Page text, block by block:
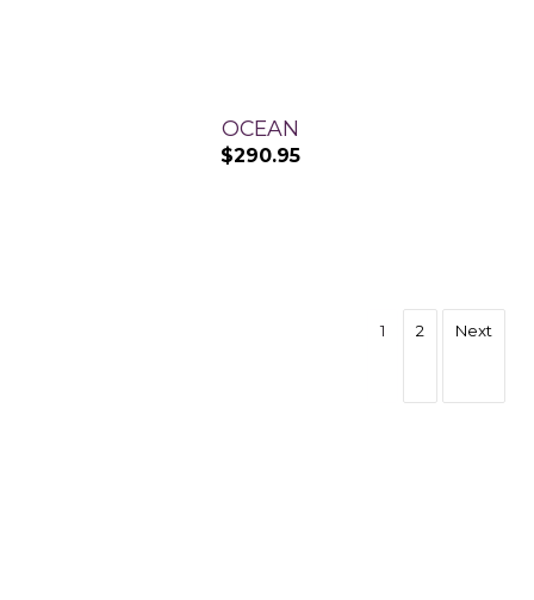
OCEAN
$290.95
1 2 Next